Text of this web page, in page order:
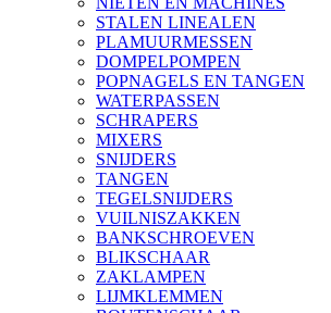
STALEN LINEALEN
PLAMUURMESSEN
DOMPELPOMPEN
POPNAGELS EN TANGEN
WATERPASSEN
SCHRAPERS
MIXERS
SNIJDERS
TANGEN
TEGELSNIJDERS
VUILNISZAKKEN
BANKSCHROEVEN
BLIKSCHAAR
ZAKLAMPEN
LIJMKLEMMEN